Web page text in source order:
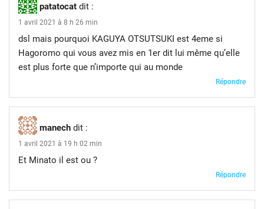
patatocat dit :
1 avril 2021 à 8 h 26 min
dsl mais pourquoi KAGUYA OTSUTSUKI est 4eme si
Hagoromo qui vous avez mis en 1er dit lui même qu’elle
est plus forte que n’importe qui au monde
Répondre
manech dit :
1 avril 2021 à 19 h 02 min
Et Minato il est ou ?
Répondre